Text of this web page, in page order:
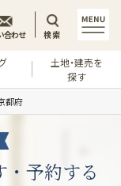
土地・建売を
探す
合わせ 検索
都府
予約する